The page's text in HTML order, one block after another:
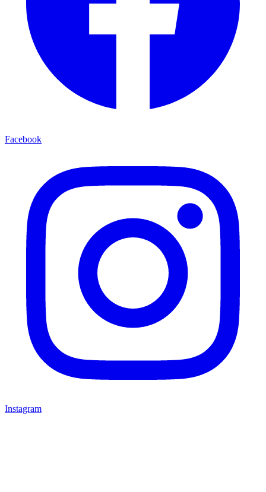
Facebook
Instagram